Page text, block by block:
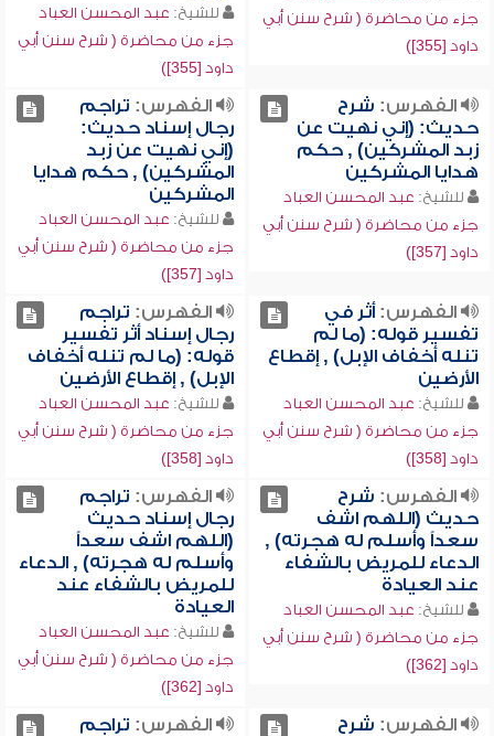
جزء من محاضرة ( شرح سنن أبي
داود [355])
للشيخ: عبد المحسن العباد
جزء من محاضرة ( شرح سنن أبي
داود [355])
الفهرس: شرح
حديث: (إني نهيت عن
زبد المشركين) , حكم
هدايا المشركين
للشيخ: عبد المحسن العباد
جزء من محاضرة ( شرح سنن أبي
داود [357])
الفهرس: تراجم
رجال إسناد حديث:
(إني نهيت عن زبد
المشركين) , حكم هدايا
المشركين
للشيخ: عبد المحسن العباد
جزء من محاضرة ( شرح سنن أبي
داود [357])
الفهرس:أثر في
تفسير قوله: (ما لم
تنله أخفاف الإبل) , إقطاع
الأرضين
للشيخ: عبد المحسن العباد
جزء من محاضرة ( شرح سنن أبي
داود [358])
الفهرس: تراجم
رجال إسناد أثر تفسير
قوله: (ما لم تنله أخفاف
الإبل) , إقطاع الأرضين
للشيخ: عبد المحسن العباد
جزء من محاضرة ( شرح سنن أبي
داود [358])
الفهرس: شرح
حديث (اللهم اشف
سعداً وأسلم له هجرته) ,
الدعاء للمريض بالشفاء
عند العيادة
للشيخ: عبد المحسن العباد
جزء من محاضرة ( شرح سنن أبي
داود [362])
الفهرس: تراجم
رجال إسناد حديث
(اللهم اشف سعداً
وأسلم له هجرته) , الدعاء
للمريض بالشفاء عند
العيادة
للشيخ: عبد المحسن العباد
جزء من محاضرة ( شرح سنن أبي
داود [362])
الفهرس: شرح
الفهرس: تراجم